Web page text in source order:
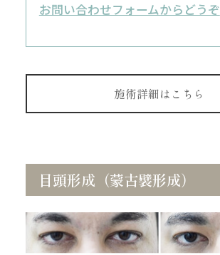
お問い合わせフォームからどうぞ
施術詳細はこちら
目頭形成（蒙古襞形成）